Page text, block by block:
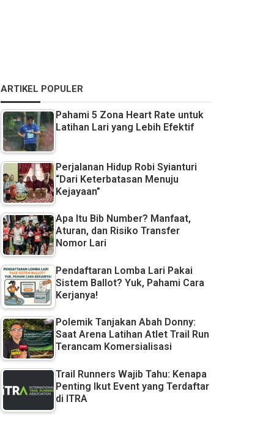
ARTIKEL POPULER
Pahami 5 Zona Heart Rate untuk
Latihan Lari yang Lebih Efektif
Perjalanan Hidup Robi Syianturi
“Dari Keterbatasan Menuju
Kejayaan”
Apa Itu Bib Number? Manfaat,
Aturan, dan Risiko Transfer
Nomor Lari
Pendaftaran Lomba Lari Pakai
Sistem Ballot? Yuk, Pahami Cara
Kerjanya!
Polemik Tanjakan Abah Donny:
Saat Arena Latihan Atlet Trail Run
Terancam Komersialisasi
Trail Runners Wajib Tahu: Kenapa
Penting Ikut Event yang Terdaftar
di ITRA